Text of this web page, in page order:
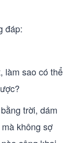
đáp:
làm sao có thể
trời, dám
không sợ